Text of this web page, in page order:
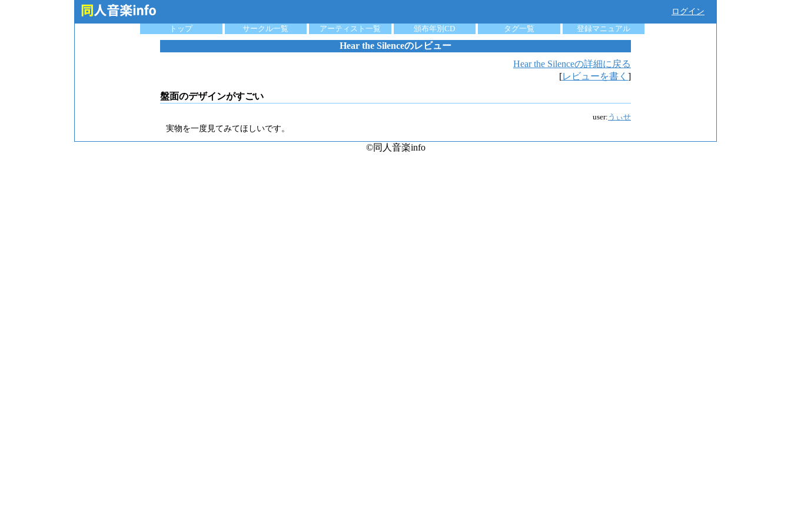
ログイン
トップ
サークル一覧 アーティスト一覧 頒布年別CD タグ一覧 登録マニュアル
Hear the Silenceのレビュー
Hear the Silenceの詳細に戻る
[レビューを書く ]
盤面のデザインがすごい
user: うぃせ
実物を一度見てみてほしいです。
©同人音楽info